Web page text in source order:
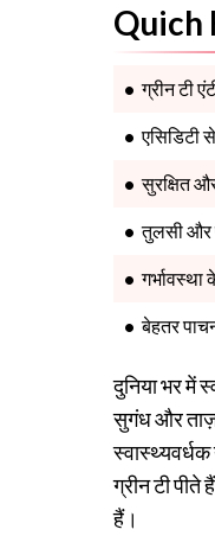
Quich
ग्रीन टी
एसिडिटी
सुरक्षित
तुलसी और
बेहतर
दुनिया भर में
सुगंध और
ग्रीन टी
हैं।